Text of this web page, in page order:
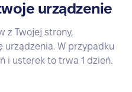
urządzenie
z Twojej strony,
urządzenia. W przypadku
i usterek to trwa 1 dzień.